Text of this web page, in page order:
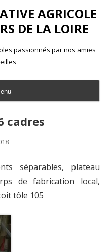
AGRICOLE
DE LA LOIRE
passionnés par nos amies
cadres
séparables, plateau
de fabrication local,
tôle 105